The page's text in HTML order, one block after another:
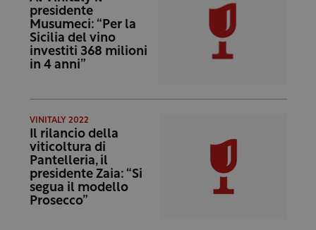
presidente
Musumeci: “Per la
Sicilia del vino
investiti 368 milioni
in 4 anni”
VINITALY 2022
Il rilancio della
viticoltura di
Pantelleria, il
presidente Zaia: “Si
segua il modello
Prosecco”